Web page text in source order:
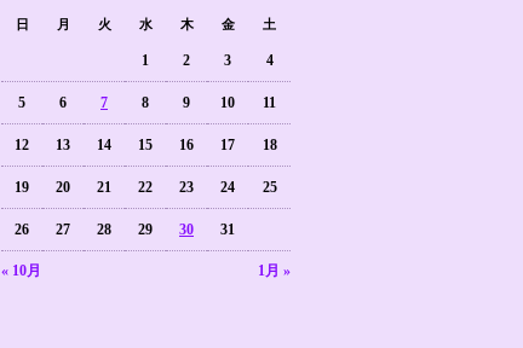
日 月 火 水 木 金 土
« 10月 1月 »
1 2 3 4
5 6 7 8 9 10 11
12 13 14 15 16 17 18
19 20 21 22 23 24 25
26 27 28 29 30 31